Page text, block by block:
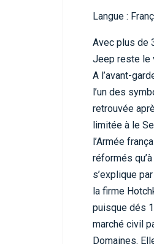
Langue :
Avec plus de
Jeep reste le
A l’avant-
l’un des
retrouvée
limitée à le
l’Armée
réformés
s’explique
la firme
puisque dés
marché civil
Domaines.